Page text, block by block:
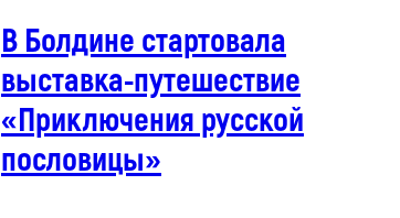
В Болдине стартовала
выставка-путешествие
«Приключения русской
пословицы»